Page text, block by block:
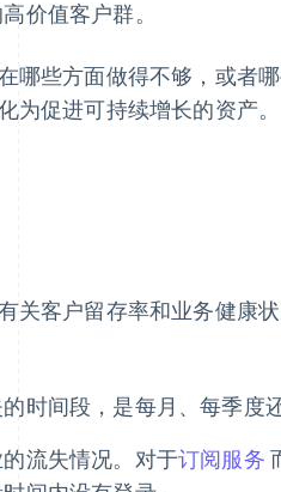
价值客户群。
哪些方面做得不够，或者
为促进可持续增长的资产。
关客户留存率和业务健康
时间段，是每月、每季度
流失情况。对于订阅服务